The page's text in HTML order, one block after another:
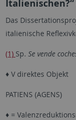
Das
italienische
(1) Sp. Se vende
♦V direktes Objekt
PATIENS (AGENS)
♦=